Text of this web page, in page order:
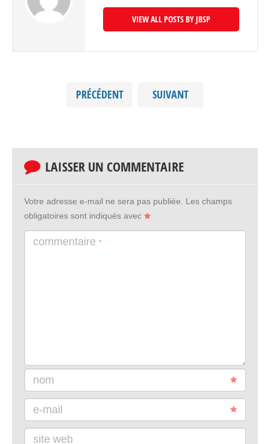
VIEW ALL POSTS BY JBSP
PRÉCÉDENT SUIVANT
LAISSER UN COMMENTAIRE
Votre adresse e-mail ne sera pas publiée.
Les champs
obligatoires sont indiqués avec
commentaire *
nom
e-mail
site web